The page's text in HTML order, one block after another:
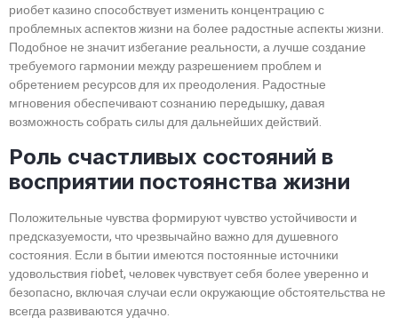
риобет казино способствует изменить концентрацию с
проблемных аспектов жизни на более радостные аспекты жизни.
Подобное не значит избегание реальности, а лучше создание
требуемого гармонии между разрешением проблем и
обретением ресурсов для их преодоления. Радостные
мгновения обеспечивают сознанию передышку, давая
возможность собрать силы для дальнейших действий.
Роль счастливых состояний в
восприятии постоянства жизни
Положительные чувства формируют чувство устойчивости и
предсказуемости, что чрезвычайно важно для душевного
состояния. Если в бытии имеются постоянные источники
удовольствия riobet, человек чувствует себя более уверенно и
безопасно, включая случаи если окружающие обстоятельства не
всегда развиваются удачно.